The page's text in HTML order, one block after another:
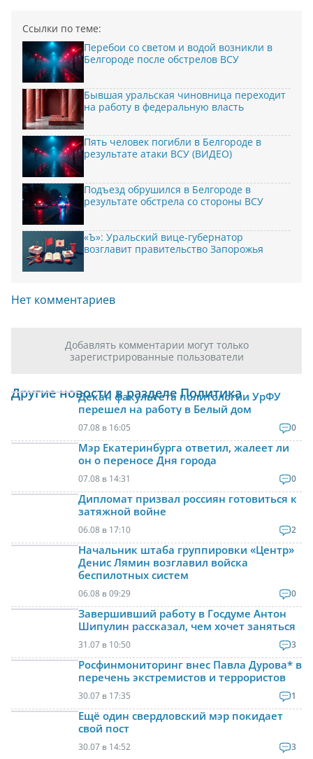
Ссылки по теме:
Перебои со светом и водой возникли в
Белгороде после обстрелов ВСУ
Бывшая уральская чиновница переходит
на работу в федеральную власть
Пять человек погибли в Белгороде в
результате атаки ВСУ (ВИДЕО)
Подъезд обрушился в Белгороде в
результате обстрела со стороны ВСУ
«Ъ»: Уральский вице-губернатор
возглавит правительство Запорожья
Нет комментариев
Добавлять комментарии могут только
зарегистрированные пользователи
Другие новости в разделе Политика
Декан факультета политологии УрФУ
перешел на работу в Белый дом
07.08 в 16:05 0
Мэр Екатеринбурга ответил, жалеет ли
он о переносе Дня города
07.08 в 14:31 0
Дипломат призвал россиян готовиться к
затяжной войне
06.08 в 17:10 2
Начальник штаба группировки «Центр»
Денис Лямин возглавил войска
беспилотных систем
06.08 в 09:29 0
Завершивший работу в Госдуме Антон
Шипулин рассказал, чем хочет заняться
31.07 в 10:50 3
Росфинмониторинг внес Павла Дурова* в
перечень экстремистов и террористов
30.07 в 17:35 1
Ещё один свердловский мэр покидает
свой пост
30.07 в 14:52 3